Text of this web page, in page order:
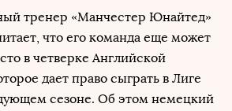
тренер «Манчестер Юнайтед»
что его команда еще может
в четверке Английской
дает право сыграть в Лиге
сезоне. Об этом немецкий